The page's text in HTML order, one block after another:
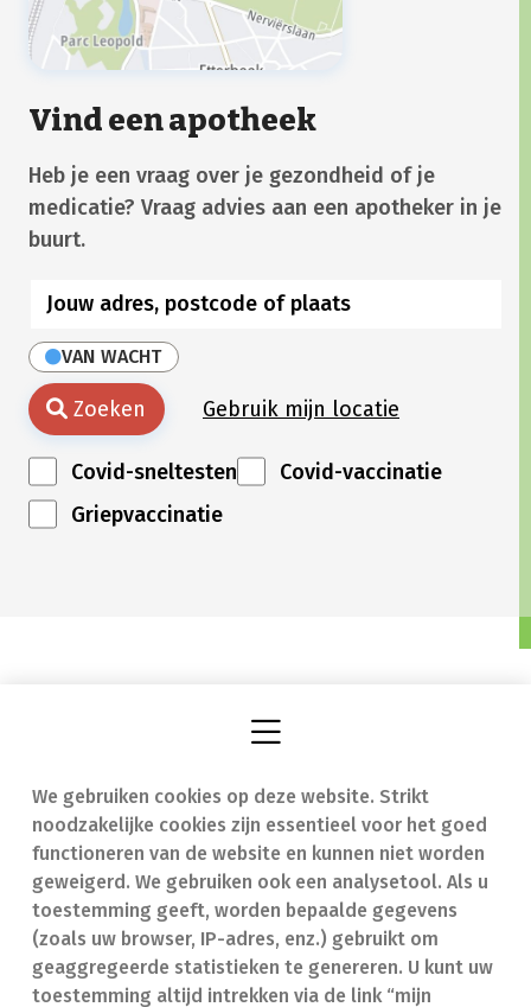
We gebruiken cookies op deze website. Strikt
noodzakelijke cookies zijn essentieel voor het goed
functioneren van de website en kunnen niet worden
geweigerd. We gebruiken ook een analysetool. Als u
toestemming geeft, worden bepaalde gegevens
(zoals uw browser, IP-adres, enz.) gebruikt om
geaggregeerde statistieken te genereren. U kunt uw
toestemming altijd intrekken via de link “mijn
Vind een apotheek
Heb je een vraag over je gezondheid of je
medicatie? Vraag advies aan een apotheker in je
buurt.
VAN WACHT
Zoeken Gebruik mijn locatie
Covid-sneltesten
Covid-vaccinatie
Griepvaccinatie
Vind een apotheek
Onze expertise
Ziekten
Geneesmiddelen
In geval van nood
Contact
Veelgestelde vragen
(FAQ)